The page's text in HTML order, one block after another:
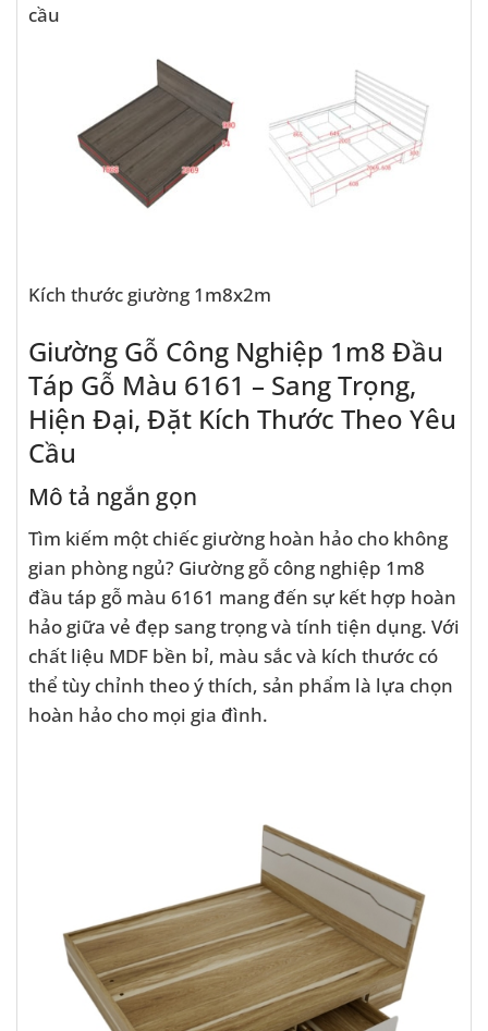
cầu
Kích thước giường 1m8x2m
Giường Gỗ Công Nghiệp 1m8 Đầu
Táp Gỗ Màu 6161 – Sang Trọng,
Hiện Đại, Đặt Kích Thước Theo Yêu
Cầu
Mô tả ngắn gọn
Tìm kiếm một chiếc giường hoàn hảo cho không
gian phòng ngủ? Giường gỗ công nghiệp 1m8
đầu táp gỗ màu 6161 mang đến sự kết hợp hoàn
hảo giữa vẻ đẹp sang trọng và tính tiện dụng. Với
chất liệu MDF bền bỉ, màu sắc và kích thước có
thể tùy chỉnh theo ý thích, sản phẩm là lựa chọn
hoàn hảo cho mọi gia đình.